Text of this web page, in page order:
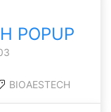
POPUP
BIOAESTECH